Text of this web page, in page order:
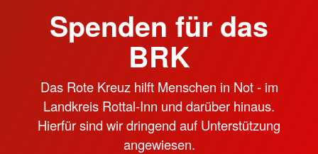
Spenden für das
BRK
Das Rote Kreuz hilft Menschen in Not - im
Landkreis Rottal-Inn und darüber hinaus.
Hierfür sind wir dringend auf Unterstützung
angewiesen.